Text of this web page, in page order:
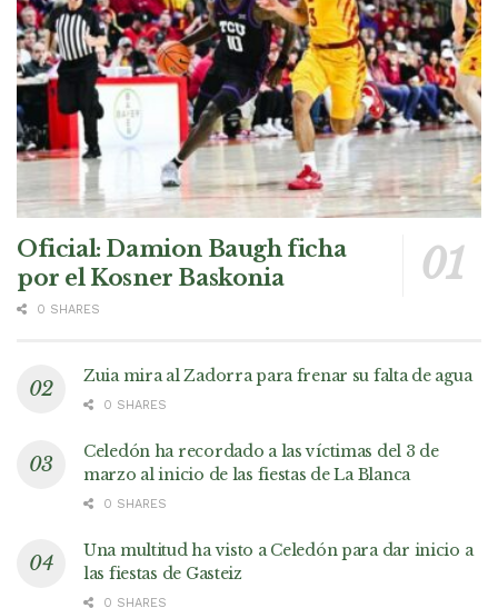
Oficial: Damion Baugh ficha
por el Kosner Baskonia
0 SHARES
Zuia mira al Zadorra para frenar su falta de agua
0 SHARES
Celedón ha recordado a las víctimas del 3 de
marzo al inicio de las fiestas de La Blanca
0 SHARES
Una multitud ha visto a Celedón para dar inicio a
las fiestas de Gasteiz
0 SHARES